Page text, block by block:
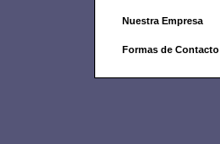
Nuestra Empresa
Formas de Contacto